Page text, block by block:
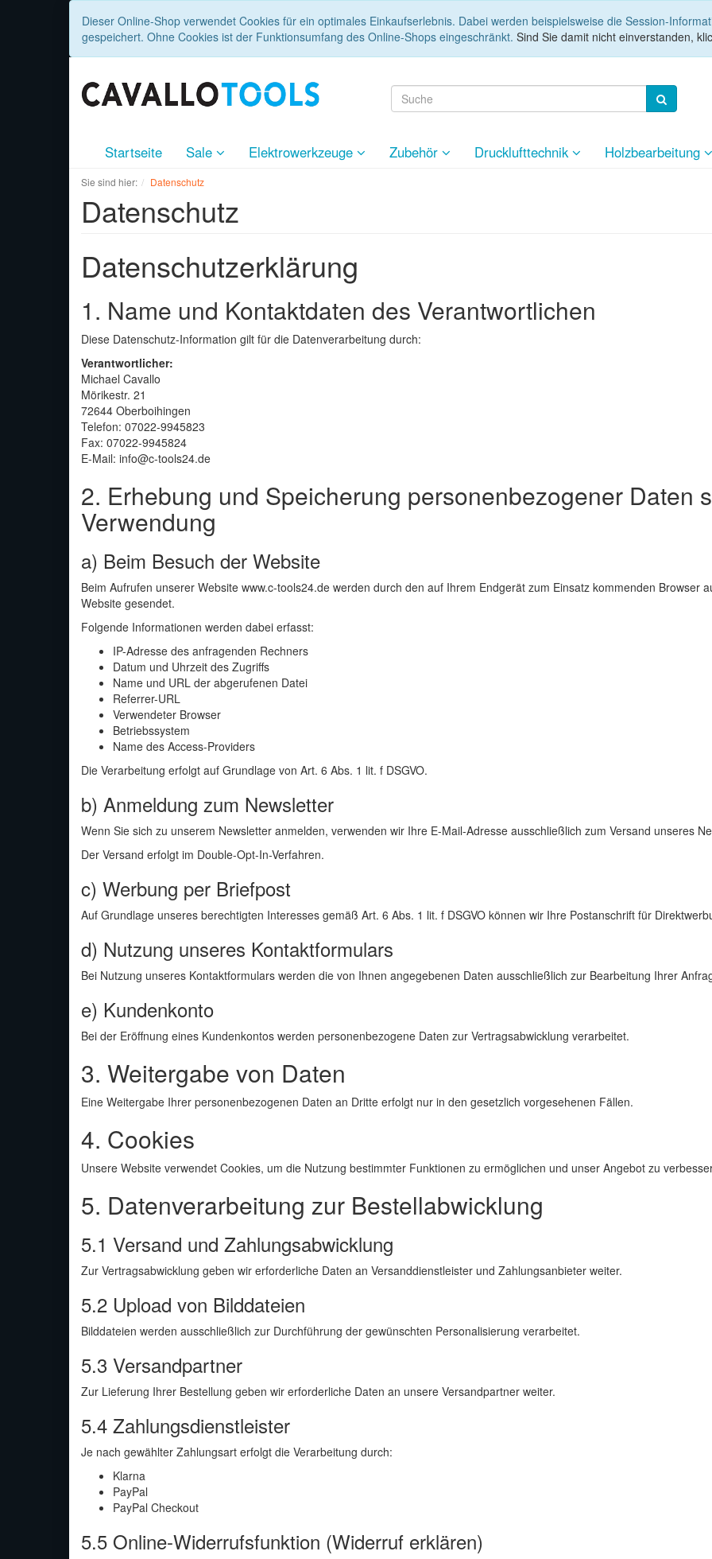
Dieser Online-Shop verwendet Cookies für ein optimales Einkaufserlebnis. Dabei werden beispielsweise die Session-
gespeichert. Ohne Cookies ist der Funktionsumfang des Online-Shops eingeschränkt. Sind Sie damit nicht einverstanden,
Startseite Sale Elektrowerkzeuge Zubehör Drucklufttechnik Holzbearbeitung
Sie sind hier: Datenschutz
Datenschutz
Datenschutzerklärung
1. Name und Kontaktdaten des Verantwortlichen
Diese Datenschutz-Information gilt für die Datenverarbeitung durch:
Verantwortlicher:
Michael Cavallo
Mörikestr. 21
72644 Oberboihingen
Telefon: 07022-9945823
Fax: 07022-9945824
E-Mail: info@c-tools24.de
2. Erhebung und Speicherung personenbezogener Daten
Verwendung
a) Beim Besuch der Website
Beim Aufrufen unserer Website www.c-tools24.de werden durch den auf Ihrem Endgerät zum Einsatz kommenden Browser
Website gesendet.
Folgende Informationen werden dabei erfasst:
IP-Adresse des anfragenden Rechners
Datum und Uhrzeit des Zugriffs
Name und URL der abgerufenen Datei
Referrer-URL
Verwendeter Browser
Betriebssystem
Name des Access-Providers
Die Verarbeitung erfolgt auf Grundlage von Art. 6 Abs. 1 lit. f DSGVO.
b) Anmeldung zum Newsletter
Wenn Sie sich zu unserem Newsletter anmelden, verwenden wir Ihre E-Mail-Adresse ausschließlich zum Versand unseres
Der Versand erfolgt im Double-Opt-In-Verfahren.
c) Werbung per Briefpost
Auf Grundlage unseres berechtigten Interesses gemäß Art. 6 Abs. 1 lit. f DSGVO können wir Ihre Postanschrift für
d) Nutzung unseres Kontaktformulars
Bei Nutzung unseres Kontaktformulars werden die von Ihnen angegebenen Daten ausschließlich zur Bearbeitung Ihrer
e) Kundenkonto
Bei der Eröffnung eines Kundenkontos werden personenbezogene Daten zur Vertragsabwicklung verarbeitet.
3. Weitergabe von Daten
Eine Weitergabe Ihrer personenbezogenen Daten an Dritte erfolgt nur in den gesetzlich vorgesehenen Fällen.
4. Cookies
Unsere Website verwendet Cookies, um die Nutzung bestimmter Funktionen zu ermöglichen und unser Angebot zu
5. Datenverarbeitung zur Bestellabwicklung
5.1 Versand und Zahlungsabwicklung
Zur Vertragsabwicklung geben wir erforderliche Daten an Versanddienstleister und Zahlungsanbieter weiter.
5.2 Upload von Bilddateien
Bilddateien werden ausschließlich zur Durchführung der gewünschten Personalisierung verarbeitet.
5.3 Versandpartner
Zur Lieferung Ihrer Bestellung geben wir erforderliche Daten an unsere Versandpartner weiter.
5.4 Zahlungsdienstleister
Je nach gewählter Zahlungsart erfolgt die Verarbeitung durch:
Klarna
PayPal
PayPal Checkout
5.5 Online-Widerrufsfunktion (Widerruf erklären)